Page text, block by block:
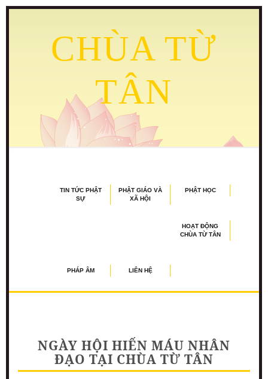
CHÙA TỪ
TÂN
TIN TỨC PHẬT
SỰ
PHẬT GIÁO VÀ
XÃ HỘI
PHẬT HỌC
HOẠT ĐỘNG
CHÙA TỪ TÂN
PHÁP ÂM LIÊN HỆ
NGÀY HỘI HIẾN MÁU NHÂN
ĐẠO TẠI CHÙA TỪ TÂN